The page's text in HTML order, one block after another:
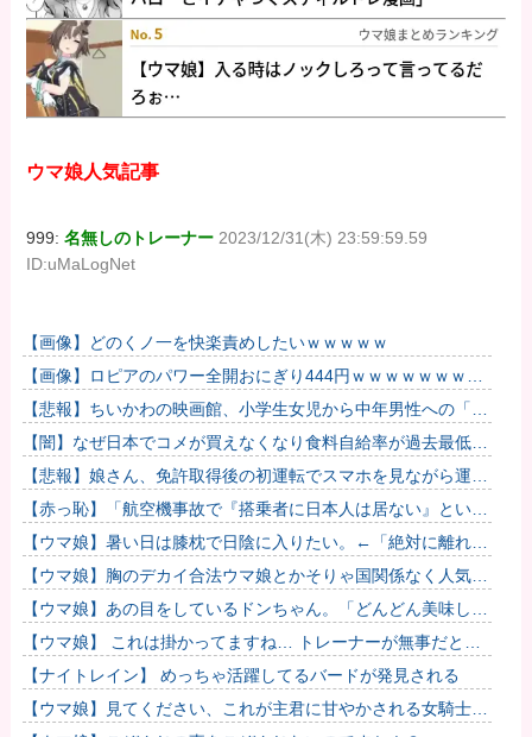
ウマ娘人気記事
999:名無しのトレーナー 2023/12/31(木) 23:59:59.59
ID:uMaLogNet
【画像】どのくノ一を快楽責めしたいｗｗｗｗｗ
【画像】ロピアのパワー全開おにぎり444円ｗｗｗｗｗｗｗｗ
ｗｗｗｗ
【悲報】ちいかわの映画館、小学生女児から中年男性への「お
ねだり」事案が発生するｗｗｗｗ
【闇】なぜ日本でコメが買えなくなり食料自給率が過去最低に
並んだのか？
【悲報】娘さん、免許取得後の初運転でスマホを見ながら運転
してしまう😱🦁 教習所で何を習ったんだwww🤣🦁
【赤っ恥】「航空機事故で『搭乗者に日本人は居ない』という
発表は嫌い。人間として同じ価値だと思う」→ツッコミ殺到も
「自分が...
【ウマ娘】暑い日は膝枕で日陰に入りたい。←「絶対に離れた
くない場所だな」
【ウマ娘】胸のデカイ合法ウマ娘とかそりゃ国関係なく人気出
るわな
【ウマ娘】あの目をしているドンちゃん。「どんどん美味しく
実る…♡」
【ウマ娘】 これは掛かってますね… トレーナーが無事だとい
いのですが…
【ナイトレイン】 めっちゃ活躍してるバードが発見される
【ウマ娘】見てください、これが主君に甘やかされる女騎士の